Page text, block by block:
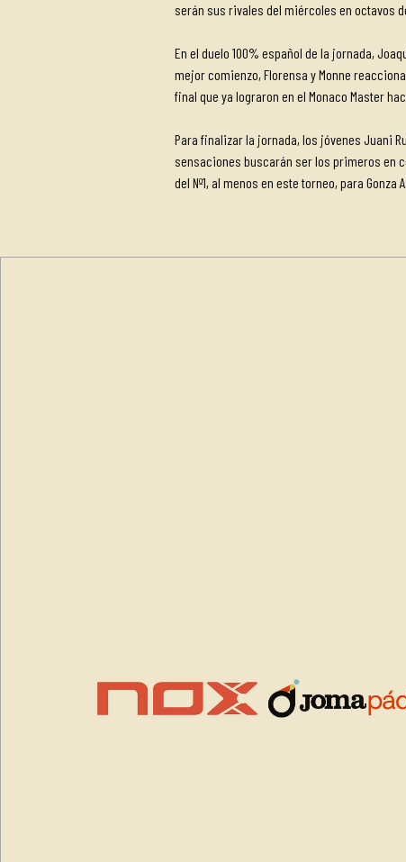
serán sus rivales del miércoles en octavos
En el duelo 100% español de la jornada,
mejor comienzo, Florensa y Monne
final que ya lograron en el Monaco Master
Para finalizar la jornada, los jóvenes Juani
sensaciones buscarán ser los primeros en
del Nº1, al menos en este torneo, para Gonza